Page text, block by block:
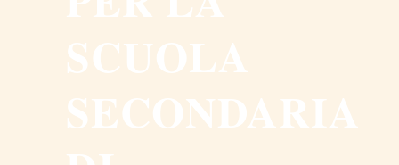
SCUOLA
SECONDARIA